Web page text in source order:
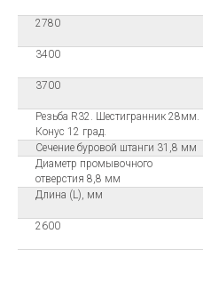
2780
3400
3700
Резьба R32. Шестигранник 28мм.
Конус 12 град.
Сечение буровой штанги 31,8 мм
Диаметр промывочного
отверстия 8,8 мм
Длина (L), мм
2600